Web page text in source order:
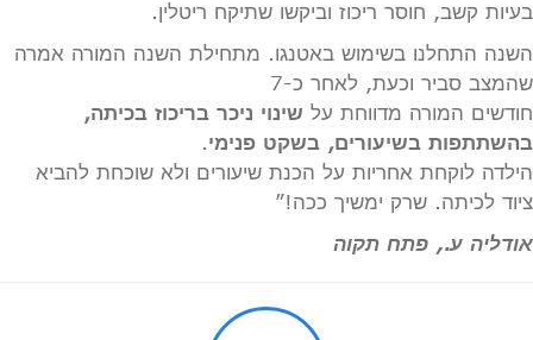
בעיות קשב, חוסר ריכוז וביקשו שתיקח ריטלין.
השנה התחלנו בשימוש באטנגו. מתחילת השנה המורה אמרה
שהמצב סביר וכעת, לאחר כ-7
חודשים המורה מדווחת על שינוי ניכר בריכוז בכיתה,
בהשתתפות בשיעורים, בשקט פנימי.
הילדה לוקחת אחריות על הכנת שיעורים ולא שוכחת להביא
ציוד לכיתה. שרק ימשיך ככה!”
אודליה ע., פתח תקוה